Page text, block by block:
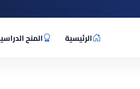
الرئيسية المنح